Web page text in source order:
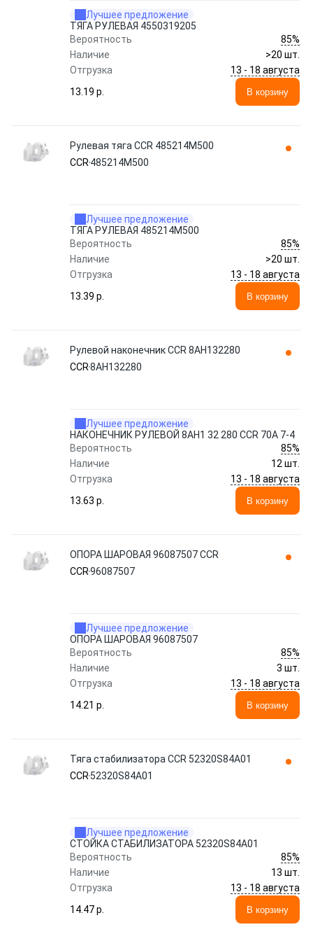
Лучшее предложение
ТЯГА РУЛЕВАЯ 4550319205
Вероятность
85%
Наличие
>20 шт.
Отгрузка
13 - 18 августа
13.19 p.
В корзину
Рулевая тяга CCR 485214M500
CCR 485214M500
Лучшее предложение
ТЯГА РУЛЕВАЯ 485214M500
Вероятность
85%
Наличие
>20 шт.
Отгрузка
13 - 18 августа
13.39 p.
В корзину
Рулевой наконечник CCR 8AH132280
CCR8AH132280
Лучшее предложение
НАКОНЕЧНИК РУЛЕВОЙ 8AH1 32 280 CCR 70A 7-4
Вероятность
85%
Наличие
12 шт.
Отгрузка
13 - 18 августа
13.63 p.
В корзину
ОПОРА ШАРОВАЯ 96087507 CCR
CCR96087507
Лучшее предложение
ОПОРА ШАРОВАЯ 96087507
Вероятность
85%
Наличие
3 шт.
Отгрузка
13 - 18 августа
14.21 p.
В корзину
Тяга стабилизатора CCR 52320S84A01
CCR 52320S84A01
Лучшее предложение
СТОЙКА СТАБИЛИЗАТОРА 52320S84A01
Вероятность
85%
Наличие
13 шт.
Отгрузка
13 - 18 августа
14.47 p.
В корзину